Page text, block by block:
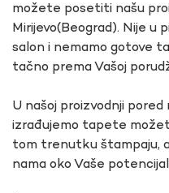
možete posetiti našu
Mirijevo(Beograd). Nije u
salon i nemamo gotove
tačno prema Vašoj
U našoj proizvodnji
izrađujemo tapete
tom trenutku štampaju,
nama oko Vaše